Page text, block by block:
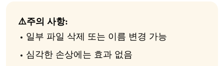
⚠️주의 사항:
일부 파일 삭제 또는 이름 변경 가능
심각한 손상에는 효과 없음